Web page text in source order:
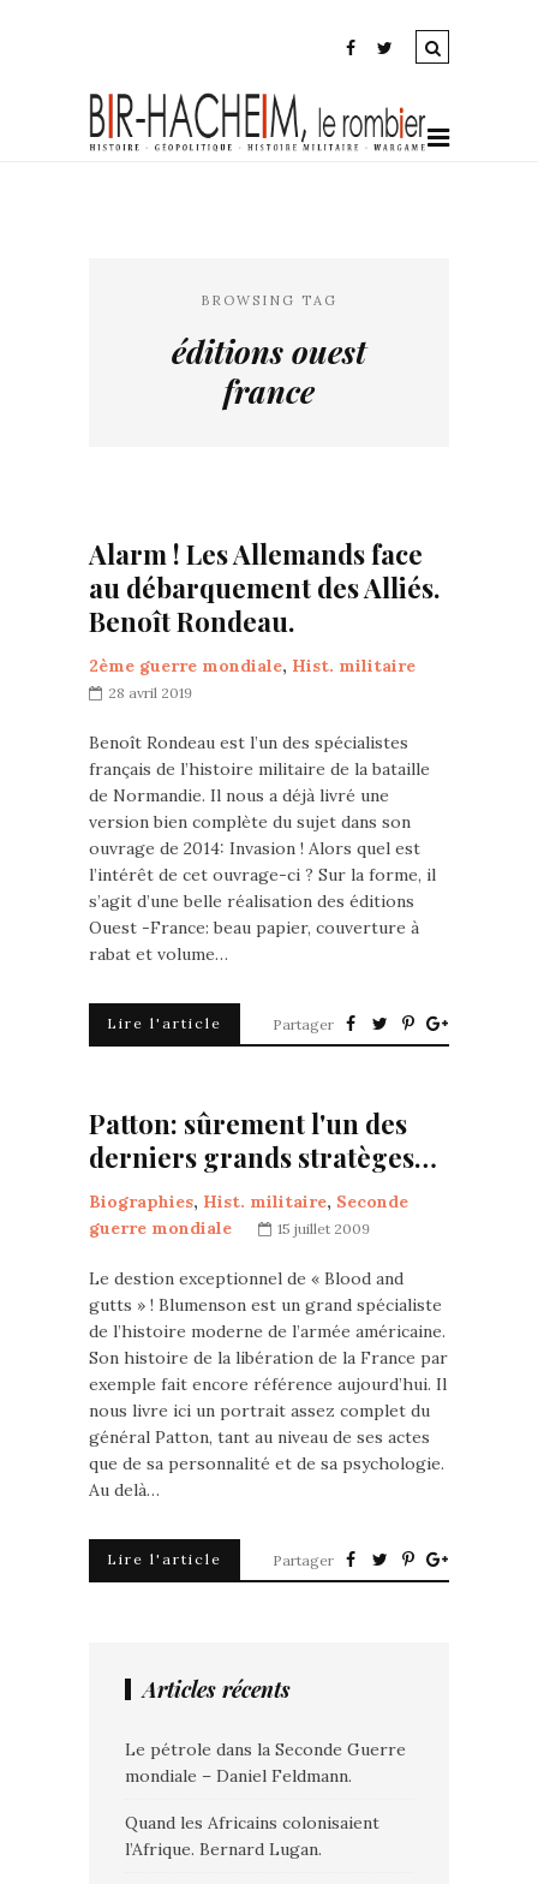
BROWSING TAG
éditions ouest
france
Alarm ! Les Allemands face
au débarquement des Alliés.
Benoît Rondeau.
2ème guerre mondiale, Hist. militaire
28 avril 2019
Benoît Rondeau est l’un des spécialistes
français de l’histoire militaire de la bataille
de Normandie. Il nous a déjà livré une
version bien complète du sujet dans son
ouvrage de 2014: Invasion ! Alors quel est
l’intérêt de cet ouvrage-ci ? Sur la forme, il
s’agit d’une belle réalisation des éditions
Ouest -France: beau papier, couverture à
rabat et volume…
Lire l'article Partager
Patton: sûrement l'un des
derniers grands stratèges…
Biographies, Hist. militaire, Seconde
guerre mondiale
15 juillet 2009
Le destion exceptionnel de « Blood and
gutts » ! Blumenson est un grand spécialiste
de l’histoire moderne de l’armée américaine.
Son histoire de la libération de la France par
exemple fait encore référence aujourd’hui. Il
nous livre ici un portrait assez complet du
général Patton, tant au niveau de ses actes
que de sa personnalité et de sa psychologie.
Au delà…
Lire l'article Partager
Articles récents
Le pétrole dans la Seconde Guerre
mondiale – Daniel Feldmann.
Quand les Africains colonisaient
l’Afrique. Bernard Lugan.